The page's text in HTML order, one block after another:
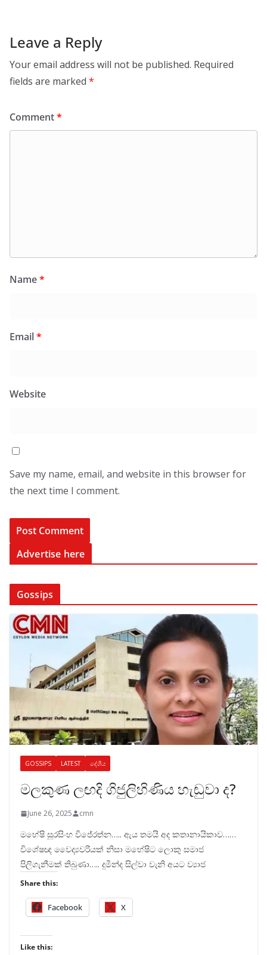
Leave a Reply
Your email address will not be published. Required
fields are marked *
Comment*
Name*
Email*
Website
Save my name, email, and website in this browser for
the next time I comment.
Advertise here
Gossips
GOSSIPS LATEST දේශීය
මලකුණ ලඟදි ගිජුලිහිණිය හැඬුවා ද?
June 26, 2025 cmn
මහේෂි සූරසිංහ විජේරත්න….. ඇය තමයි අද කතානායිකාව……
විශේෂඥ වෛද්‍යවරියක් නිසා මහේෂිට ලොකු සමාජ
පිලිගැනීමක් තිබුණා….. දුමින්ද සිල්වා වැනි අයට ව්‍යාජ
Share this:
Facebook X
Like this: